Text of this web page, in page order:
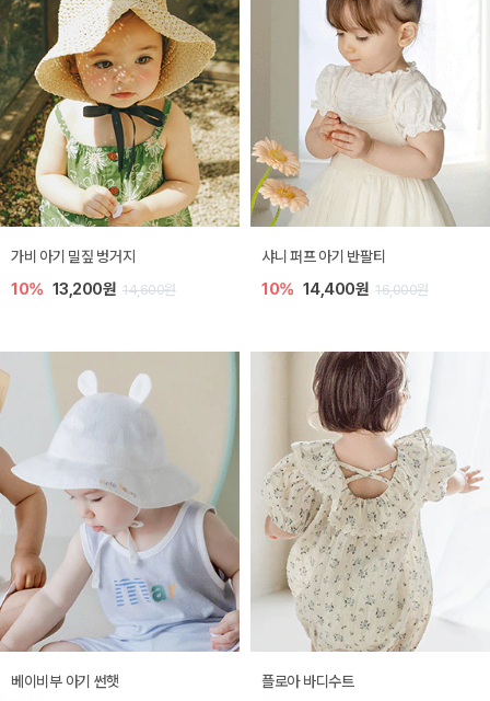
가비 아기 밀짚 벙거지
10% 13,200원 14,600원
샤니 퍼프 아기 반팔티
10% 14,400원 16,000원
베이비부 아기 썬햇 플로아 바디수트